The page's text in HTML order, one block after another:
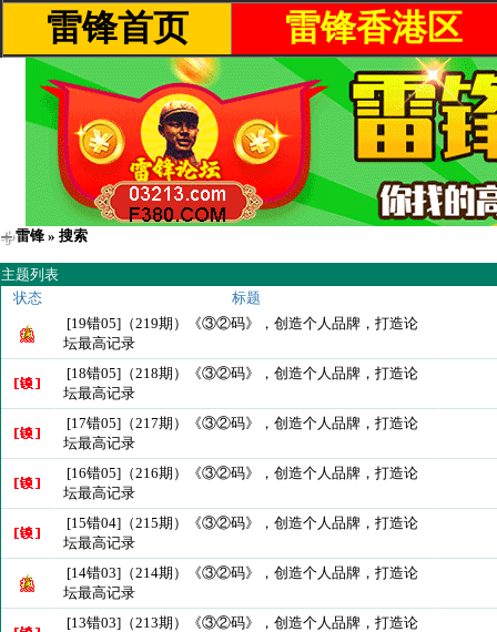
雷锋首页 雷锋香港区
雷锋 » 搜索
主题列表
状态
标题
[19错05]（219期）《③②码》，创造个人品牌，打造论
坛最高记录
[18错05]（218期）《③②码》，创造个人品牌，打造论
坛最高记录
[17错05]（217期）《③②码》，创造个人品牌，打造论
坛最高记录
[16错05]（216期）《③②码》，创造个人品牌，打造论
坛最高记录
[15错04]（215期）《③②码》，创造个人品牌，打造论
坛最高记录
[14错03]（214期）《③②码》，创造个人品牌，打造论
坛最高记录
[13错03]（213期）《③②码》，创造个人品牌，打造论